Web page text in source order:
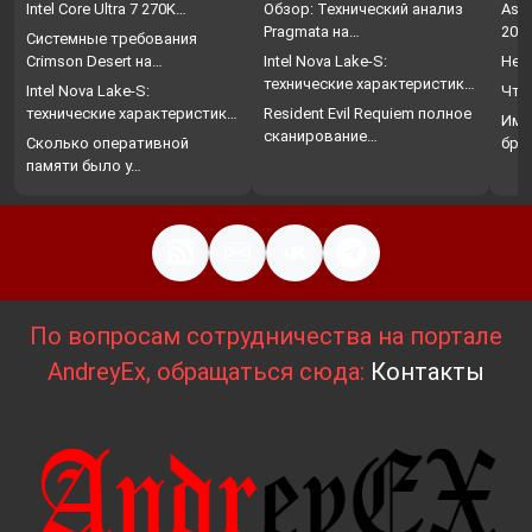
Intel Core Ultra 7 270K…
Системные требования
Crimson Desert на…
Intel Nova Lake-S:
технические характеристики,
…
Сколько оперативной
памяти было у…
Обзор: Технический анализ
Pragmata на…
Intel Nova Lake-S:
технические характеристики,
…
Resident Evil Requiem полное
сканирование…
Что
По вопросам сотрудничества на портале
AndreyEx, обращаться сюда: Контакты